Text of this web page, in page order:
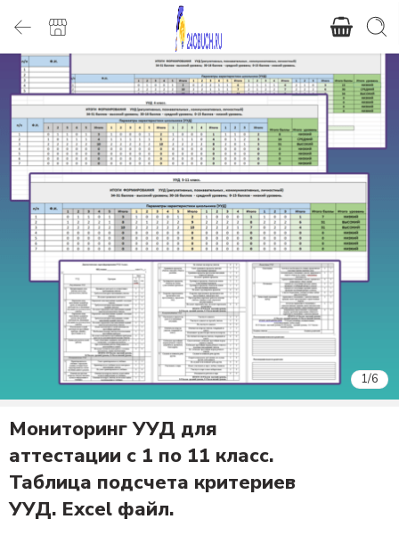
1/6
Мониторинг УУД для
аттестации с 1 по 11 класс.
Таблица подсчета критериев
УУД. Еxcel файл.